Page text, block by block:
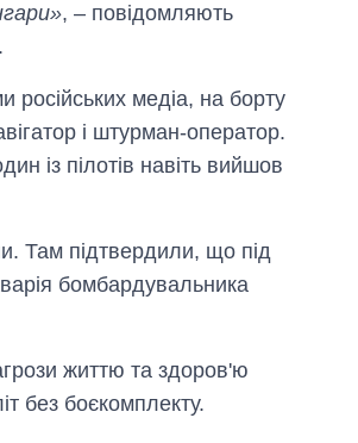
, – повідомляють
російських медіа, на борту
і штурман-оператор.
із пілотів навіть вийшов
Там підтвердили, що під
бомбардувальника
життю та здоров'ю
без боєкомплекту.